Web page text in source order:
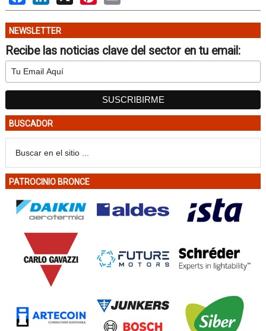
NEWSLETTER
Recibe las noticias clave del sector en tu email:
BUSCADOR
PATROCINIO BRONCE